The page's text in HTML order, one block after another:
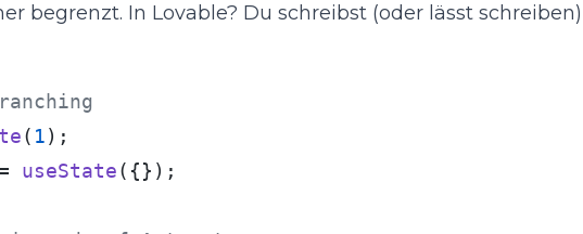
begrenzt. In Lovable? Du schreibst (oder lässt
( 1
useState({});